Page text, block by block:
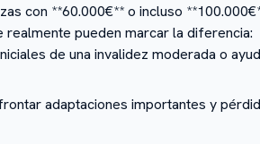
con **60.000€** o incluso
realmente pueden marcar la diferencia:
de una invalidez moderada o
adaptaciones importantes y